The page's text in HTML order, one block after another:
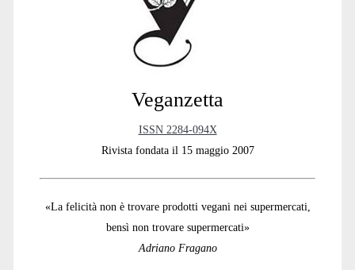
Veganzetta
ISSN 2284-094X
Rivista fondata il 15 maggio 2007
«La felicità non è trovare prodotti vegani nei supermercati,
bensì non trovare supermercati»
Adriano Fragano